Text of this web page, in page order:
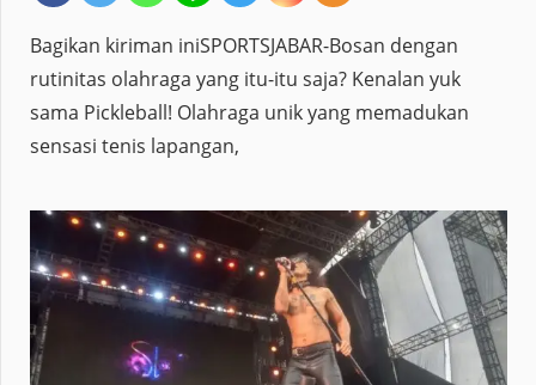
Bagikan kiriman iniSPORTSJABAR-Bosan dengan
rutinitas olahraga yang itu-itu saja? Kenalan yuk
sama Pickleball! Olahraga unik yang memadukan
sensasi tenis lapangan,